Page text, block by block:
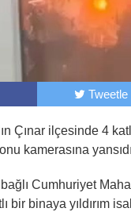
Tweetle
Çınar ilçesinde 4
kamerasına
Cumhuriyet
bir binaya yıldırım